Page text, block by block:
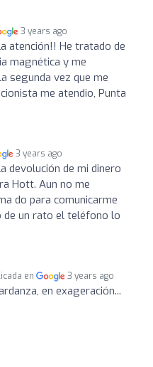
3 years ago
atención!! He tratado de
magnética y me
segunda vez que me
me atendio, Punta
3 years ago
devolución de mi dinero
Hott. Aun no me
do para comunicarme
de un rato el teléfono lo
en 3 years ago
en exageración...